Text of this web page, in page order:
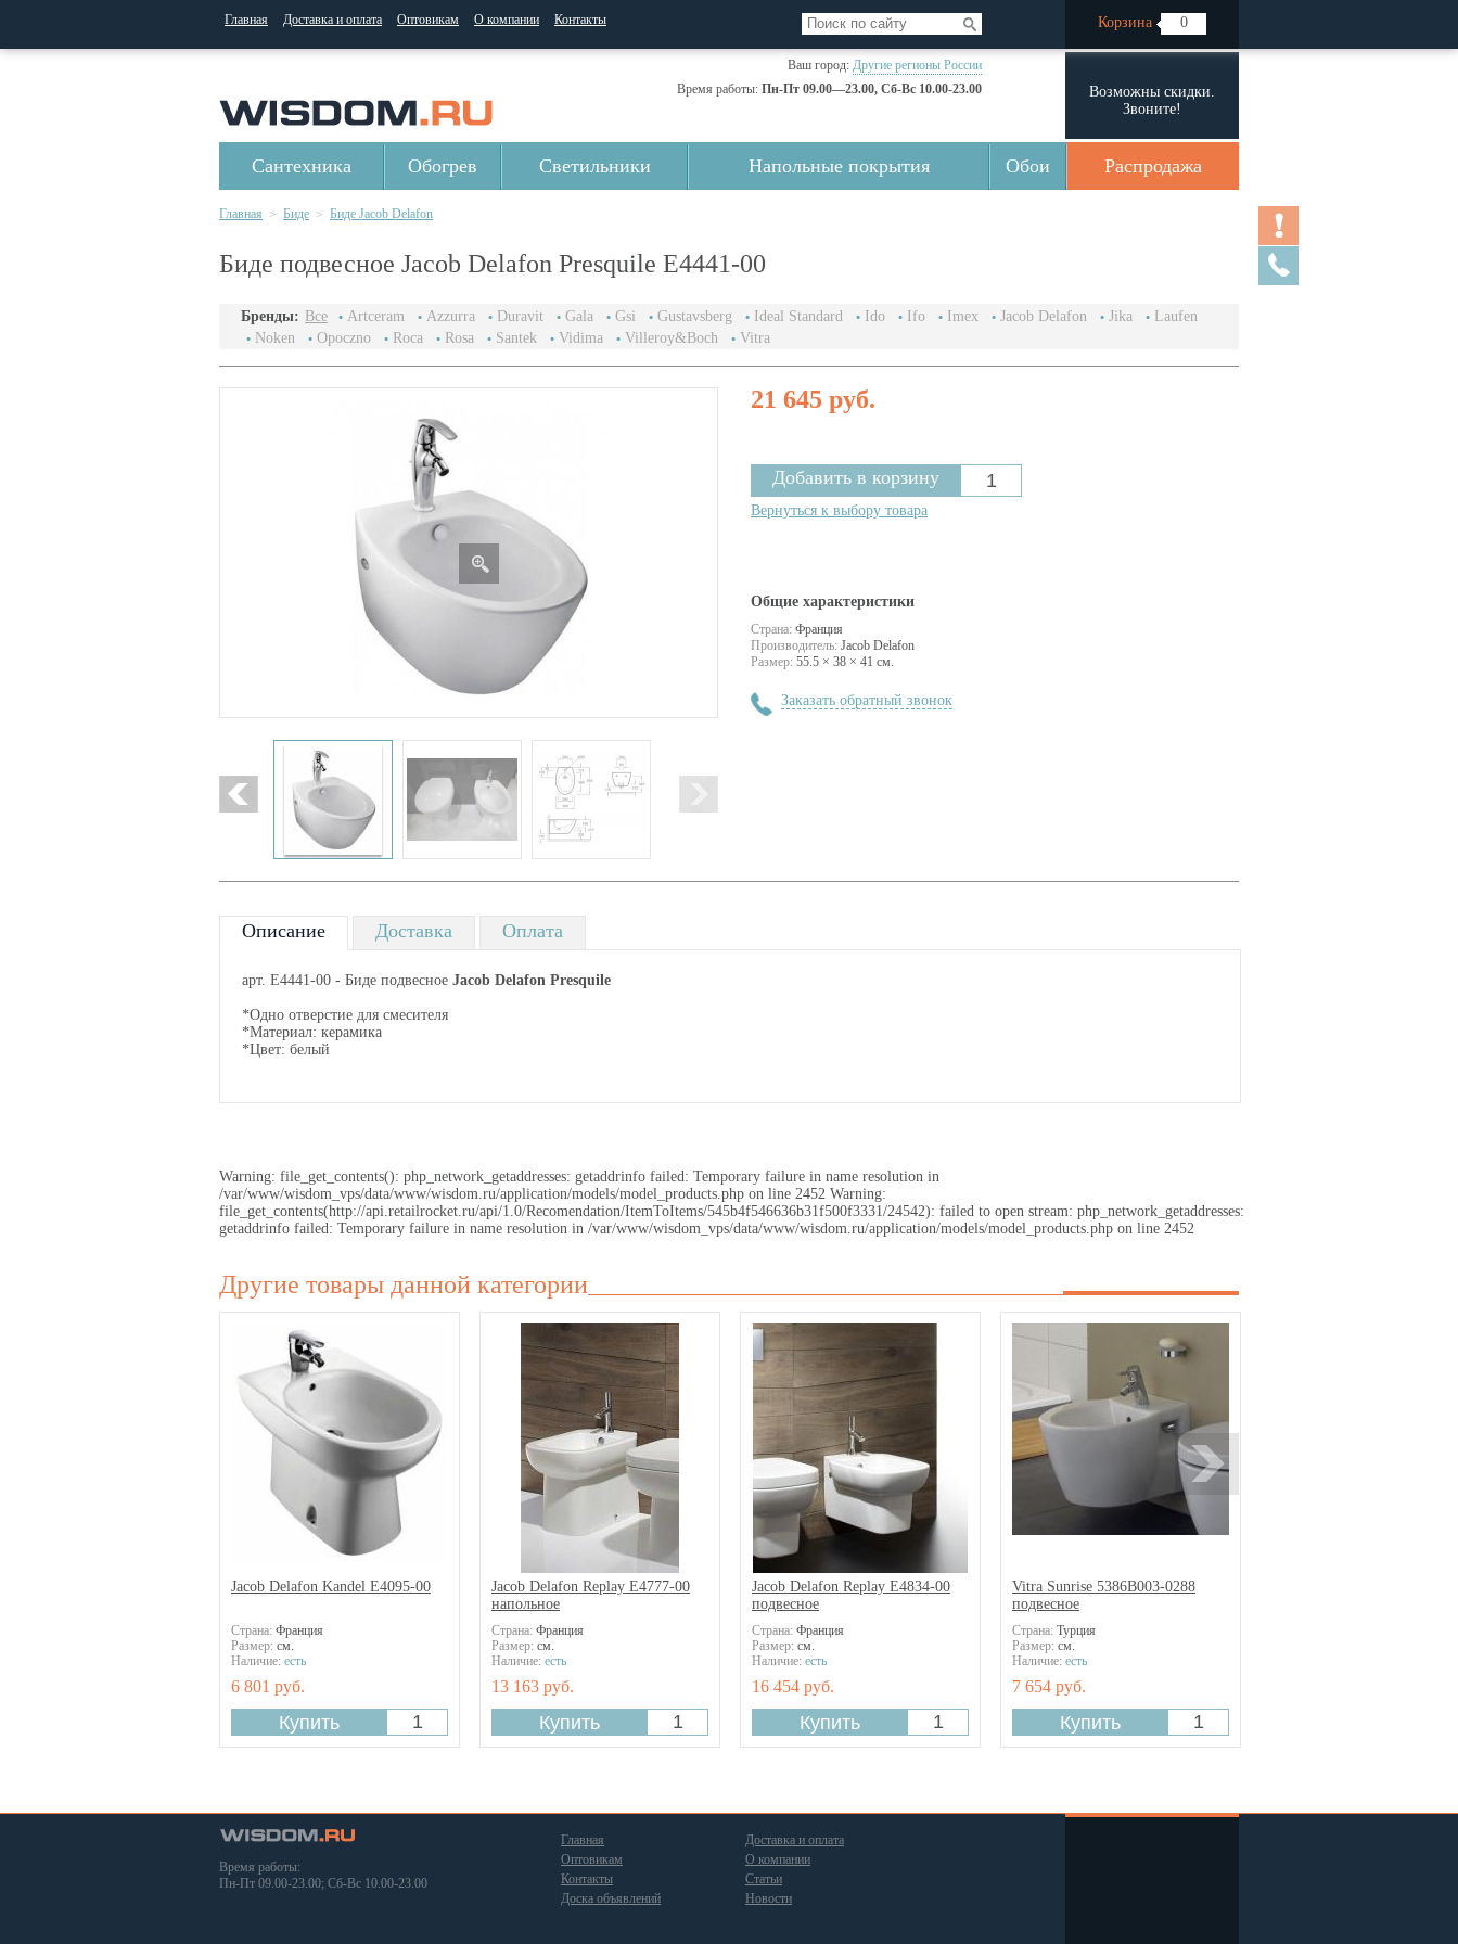
Главная Доставка и оплата Оптовикам О компании Контакты Корзина 0
Ваш город: Другие регионы России
Время работы: Пн-Пт 09.00—23.00, Сб-Вс 10.00-23.00
Возможны скидки.
Звоните!
Сантехника Обогрев Светильники Напольные покрытия Обои Распродажа
Главная > Биде > Биде Jacob Delafon
Биде подвесное Jacob Delafon Presquile E4441-00
Бренды: Все Artceram Azzurra Duravit Gala Gsi Gustavsberg Ideal Standard Ido Ifo Imex Jacob Delafon Jika
Laufen
Noken
Opoczno Roca Rosa Santek Vidima Villeroy&Boch Vitra
21 645 руб.
Вернуться к выбору товара
Общие характеристики
Страна: Франция
Производитель: Jacob Delafon
Размер: 55.5 × 38 × 41 см.
Заказать обратный звонок
Описание Доставка Оплата
арт. E4441-00 - Биде подвесное Jacob Delafon Presquile
*Одно отверстие для смесителя
*Материал: керамика
*Цвет: белый
Warning: file_get_contents(): php_network_getaddresses: getaddrinfo failed: Temporary failure in name resolution in
/var/www/wisdom_vps/data/www/wisdom.ru/application/models/model_products.php on line 2452 Warning:
file_get_contents(http://api.retailrocket.ru/api/1.0/Recomendation/ItemToItems/545b4f546636b31f500f3331/24542): failed to open stream: php_network_getaddresses:
getaddrinfo failed: Temporary failure in name resolution in /var/www/wisdom_vps/data/www/wisdom.ru/application/models/model_products.php on line 2452
Другие товары данной категории
Jacob Delafon Kandel E4095-00
Страна: Франция
Размер: см.
Наличие: есть
6 801 руб.
Jacob Delafon Replay E4777-00
напольное
Страна: Франция
Размер: см.
Наличие: есть
13 163 руб.
Jacob Delafon Replay E4834-00
подвесное
Страна: Франция
Размер: см.
Наличие: есть
16 454 руб.
Vitra Sunrise 5386В003-0288
подвесное
Страна: Турция
Размер: см.
Наличие: есть
7 654 руб.
Время работы:
Пн-Пт 09.00-23.00; Сб-Вс 10.00-23.00
Главная
Доставка и оплата
Оптовикам
О компании
Контакты
Статьи
Доска объявлений
Новости